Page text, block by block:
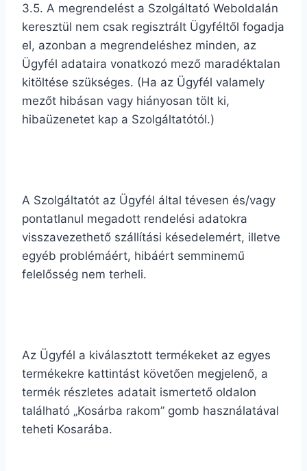
3.5. A megrendelést a Szolgáltató Weboldalán
keresztül nem csak regisztrált Ügyféltől fogadja
el, azonban a megrendeléshez minden, az
Ügyfél adataira vonatkozó mező maradéktalan
kitöltése szükséges. (Ha az Ügyfél valamely
mezőt hibásan vagy hiányosan tölt ki,
hibaüzenetet kap a Szolgáltatótól.)
A Szolgáltatót az Ügyfél által tévesen és/vagy
pontatlanul megadott rendelési adatokra
visszavezethető szállítási késedelemért, illetve
egyéb problémáért, hibáért semminemű
felelősség nem terheli.
Az Ügyfél a kiválasztott termékeket az egyes
termékekre kattintást követően megjelenő, a
termék részletes adatait ismertető oldalon
található „Kosárba rakom” gomb használatával
teheti Kosarába.